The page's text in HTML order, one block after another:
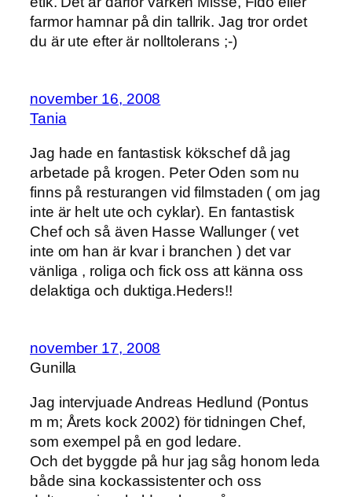
farmor hamnar på din tallrik. Jag tror ordet
du är ute efter är nolltolerans ;-)
november 16, 2008
Tania
Jag hade en fantastisk kökschef då jag
arbetade på krogen. Peter Oden som nu
finns på resturangen vid filmstaden ( om jag
inte är helt ute och cyklar). En fantastisk
Chef och så även Hasse Wallunger ( vet
inte om han är kvar i branchen ) det var
vänliga , roliga och fick oss att känna oss
delaktiga och duktiga.Heders!!
november 17, 2008
Gunilla
Jag intervjuade Andreas Hedlund (Pontus
m m; Årets kock 2002) för tidningen Chef,
som exempel på en god ledare.
Och det byggde på hur jag såg honom leda
både sina kockassistenter och oss